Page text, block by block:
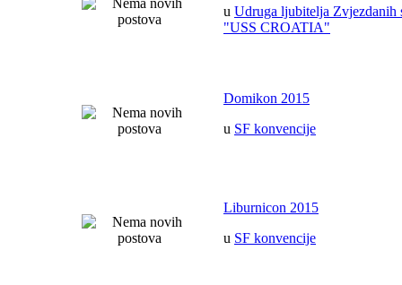
u Udruga ljubitelja Zvjezdanih
"USS CROATIA"
Domikon 2015
u SF konvencije
Liburnicon 2015
u SF konvencije